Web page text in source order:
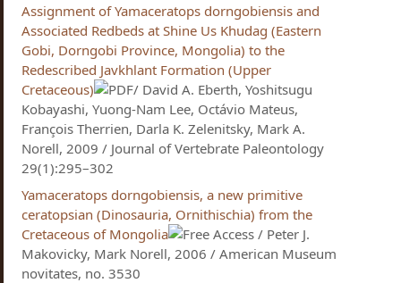
Assignment of Yamaceratops dorngobiensis and
Associated Redbeds at Shine Us Khudag (Eastern
Gobi, Dorngobi Province, Mongolia) to the
Redescribed Javkhlant Formation (Upper
Cretaceous)
/ David A. Eberth, Yoshitsugu
Kobayashi, Yuong-Nam Lee, Octávio Mateus,
François Therrien, Darla K. Zelenitsky, Mark A.
Norell, 2009 / Journal of Vertebrate Paleontology
29(1):295–302
Yamaceratops dorngobiensis, a new primitive
ceratopsian (Dinosauria, Ornithischia) from the
Cretaceous of Mongolia
/ Peter J.
Makovicky, Mark Norell, 2006 / American Museum
novitates, no. 3530